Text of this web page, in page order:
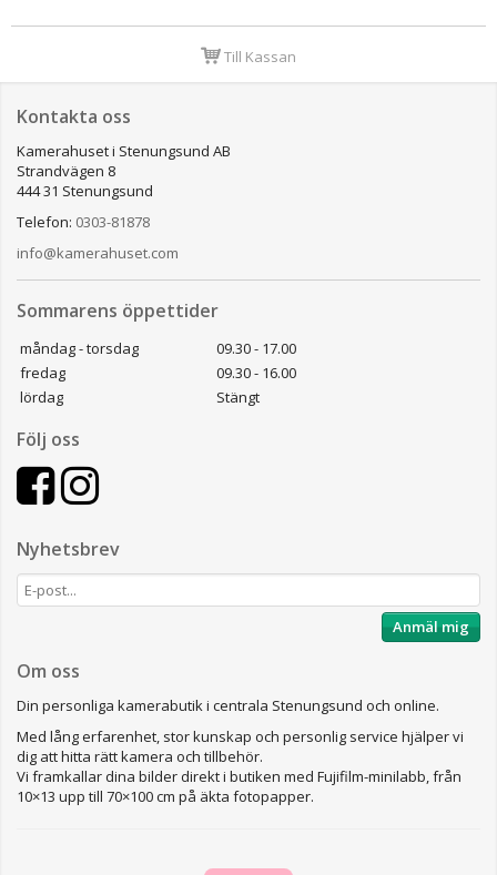
Till Kassan
Kontakta oss
Kamerahuset i Stenungsund AB
Strandvägen 8
444 31 Stenungsund
Telefon: 0303-81878
info@kamerahuset.com
Sommarens öppettider
måndag - torsdag
09.30 - 17.00
fredag
09.30 - 16.00
lördag
Stängt
Följ oss
Nyhetsbrev
Anmäl mig
Om oss
Din personliga kamerabutik i centrala Stenungsund och online.
Med lång erfarenhet, stor kunskap och personlig service hjälper vi
dig att hitta rätt kamera och tillbehör.
Vi framkallar dina bilder direkt i butiken med Fujifilm-minilabb, från
10×13 upp till 70×100 cm på äkta fotopapper.